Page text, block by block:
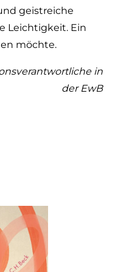
geistreiche
Leichtigkeit. Ein
möchte.
in
der EwB